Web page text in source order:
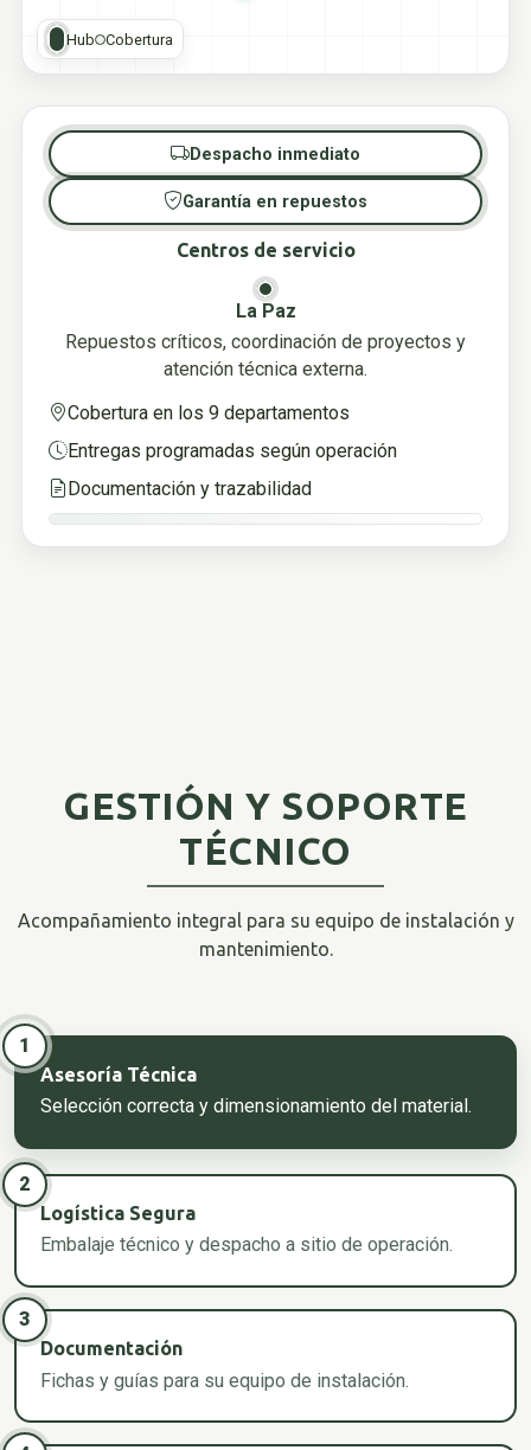
Hub Cobertura
Despacho inmediato
Garantía en repuestos
Centros de servicio
La Paz
Repuestos críticos, coordinación de proyectos y
atención técnica externa.
Cobertura en los 9 departamentos
Entregas programadas según operación
Documentación y trazabilidad
GESTIÓN Y SOPORTE
TÉCNICO
Acompañamiento integral para su equipo de instalación y
mantenimiento.
1
Asesoría Técnica
Selección correcta y dimensionamiento del material.
2
Logística Segura
Embalaje técnico y despacho a sitio de operación.
3
Documentación
Fichas y guías para su equipo de instalación.